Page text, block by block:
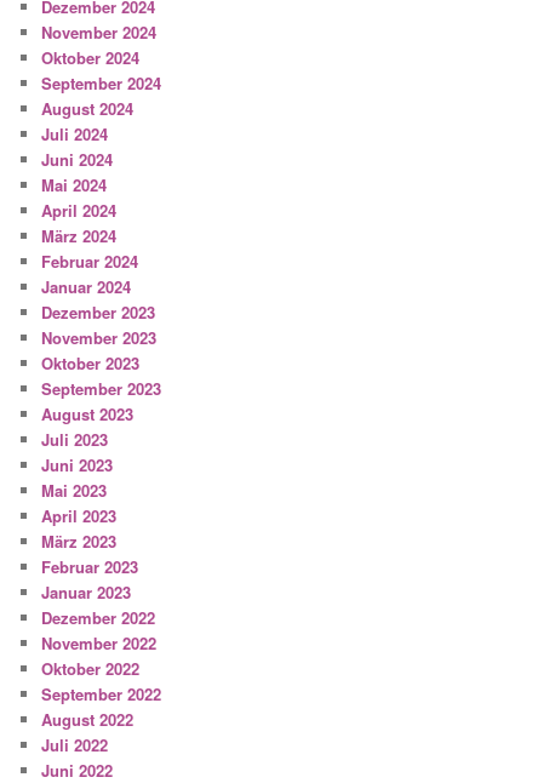
Dezember 2024
November 2024
Oktober 2024
September 2024
August 2024
Juli 2024
Juni 2024
Mai 2024
April 2024
März 2024
Februar 2024
Januar 2024
Dezember 2023
November 2023
Oktober 2023
September 2023
August 2023
Juli 2023
Juni 2023
Mai 2023
April 2023
März 2023
Februar 2023
Januar 2023
Dezember 2022
November 2022
Oktober 2022
September 2022
August 2022
Juli 2022
Juni 2022